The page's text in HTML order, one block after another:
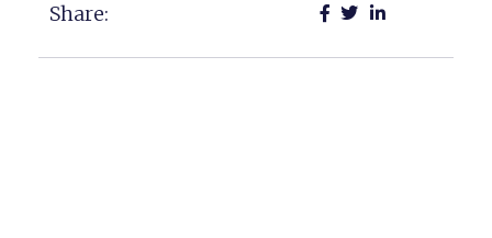
Share: